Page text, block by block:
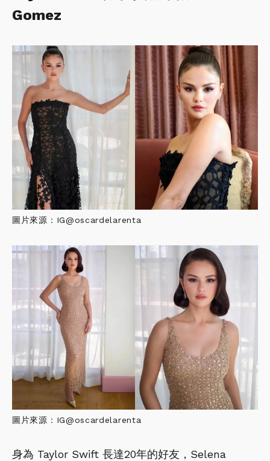
Gomez
圖片來源：IG@oscardelarenta
圖片來源：IG@oscardelarenta
身為 Taylor Swift 長達20年的好友，Selena